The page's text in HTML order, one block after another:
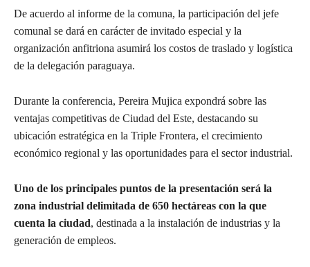
De acuerdo al informe de la comuna, la participación del jefe
comunal se dará en carácter de invitado especial y la
organización anfitriona asumirá los costos de traslado y logística
de la delegación paraguaya.
Durante la conferencia, Pereira Mujica expondrá sobre las
ventajas competitivas de Ciudad del Este, destacando su
ubicación estratégica en la Triple Frontera, el crecimiento
económico regional y las oportunidades para el sector industrial.
Uno de los principales puntos de la presentación será la
zona industrial delimitada de 650 hectáreas con la que
cuenta la ciudad, destinada a la instalación de industrias y la
generación de empleos.